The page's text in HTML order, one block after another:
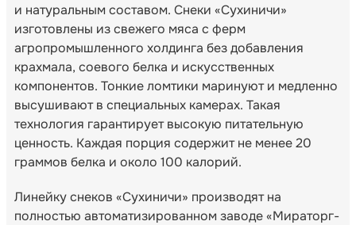
и натуральным составом. Снеки «Сухиничи»
изготовлены из свежего мяса с ферм
агропромышленного холдинга без добавления
крахмала, соевого белка и искусственных
компонентов. Тонкие ломтики маринуют и медленно
высушивают в специальных камерах. Такая
технология гарантирует высокую питательную
ценность. Каждая порция содержит не менее 20
граммов белка и около 100 калорий.
Линейку снеков «Сухиничи» производят на
полностью автоматизированном заводе «Мираторг-